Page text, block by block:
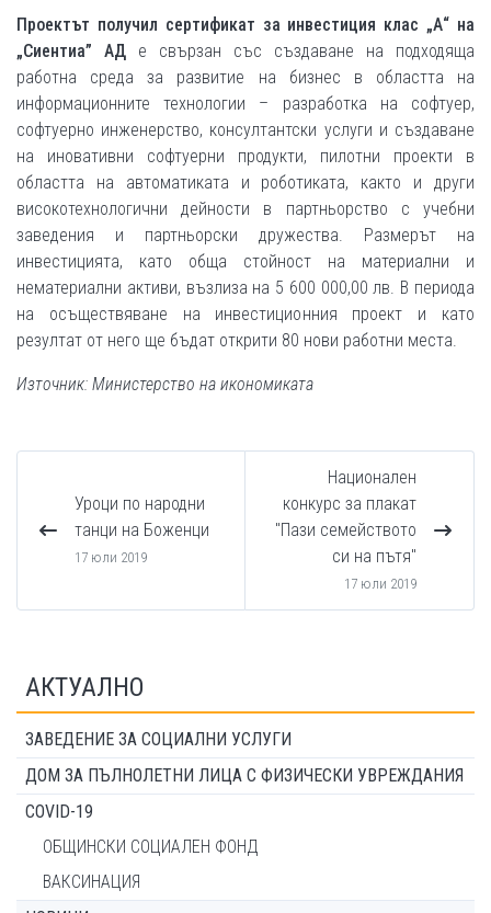
Проектът получил сертификат за инвестиция клас „А“ на
„Сиентиа” АД е свързан със създаване на подходяща
работна среда за развитие на бизнес в областта на
информационните технологии – разработка на софтуер,
софтуерно инженерство, консултантски услуги и създаване
на иновативни софтуерни продукти, пилотни проекти в
областта на автоматиката и роботиката, както и други
високотехнологични дейности в партньорство с учебни
заведения и партньорски дружества. Размерът на
инвестицията, като обща стойност на материални и
нематериални активи, възлиза на 5 600 000,00 лв. В периода
на осъществяване на инвестиционния проект и като
резултат от него ще бъдат открити 80 нови работни места.
Източник: Министерство на икономиката
Уроци по народни
танци на Боженци
17 юли 2019
Национален
конкурс за плакат
"Пази семейството
си на пътя"
17 юли 2019
АКТУАЛНО
ЗАВЕДЕНИЕ ЗА СОЦИАЛНИ УСЛУГИ
ДОМ ЗА ПЪЛНОЛЕТНИ ЛИЦА С ФИЗИЧЕСКИ УВРЕЖДАНИЯ
COVID-19
ОБЩИНСКИ СОЦИАЛЕН ФОНД
ВАКСИНАЦИЯ